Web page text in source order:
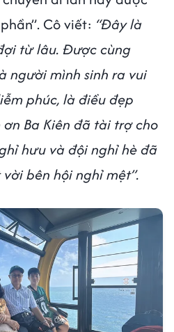
Cô viết: “Đây là
từ lâu. Được cùng
người mình sinh ra vui
phúc, là điều đẹp
Ba Kiên đã tài trợ cho
hưu và đội nghỉ hè đã
bên hội nghỉ mệt”.